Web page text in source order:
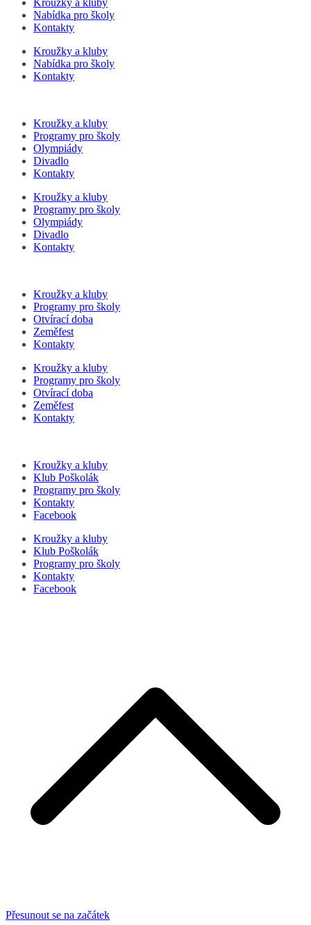
Kroužky a kluby
Nabídka pro školy
Kontakty
Kroužky a kluby
Nabídka pro školy
Kontakty
Kroužky a kluby
Programy pro školy
Olympiády
Divadlo
Kontakty
Kroužky a kluby
Programy pro školy
Olympiády
Divadlo
Kontakty
Kroužky a kluby
Programy pro školy
Otvírací doba
Zeměfest
Kontakty
Kroužky a kluby
Programy pro školy
Otvírací doba
Zeměfest
Kontakty
Kroužky a kluby
Klub Poškolák
Programy pro školy
Kontakty
Facebook
Kroužky a kluby
Klub Poškolák
Programy pro školy
Kontakty
Facebook
Přesunout se na začátek